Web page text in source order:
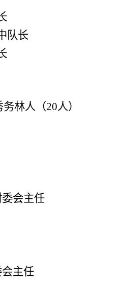
队长
务林人（20人）
会主任
主任